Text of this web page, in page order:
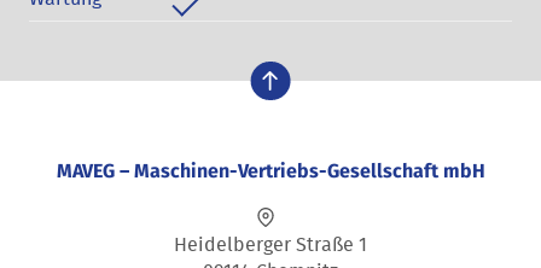
nach oben
MAVEG – Maschinen-Vertriebs-Gesellschaft mbH
Heidelberger Straße 1